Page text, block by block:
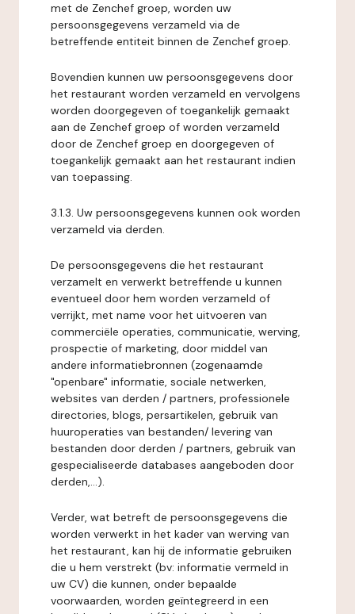
met de Zenchef groep, worden uw
persoonsgegevens verzameld via de
betreffende entiteit binnen de Zenchef groep.
Bovendien kunnen uw persoonsgegevens door
het restaurant worden verzameld en vervolgens
worden doorgegeven of toegankelijk gemaakt
aan de Zenchef groep of worden verzameld
door de Zenchef groep en doorgegeven of
toegankelijk gemaakt aan het restaurant indien
van toepassing.
3.1.3. Uw persoonsgegevens kunnen ook worden
verzameld via derden.
De persoonsgegevens die het restaurant
verzamelt en verwerkt betreffende u kunnen
eventueel door hem worden verzameld of
verrijkt, met name voor het uitvoeren van
commerciële operaties, communicatie, werving,
prospectie of marketing, door middel van
andere informatiebronnen (zogenaamde
"openbare" informatie, sociale netwerken,
websites van derden / partners, professionele
directories, blogs, persartikelen, gebruik van
huuroperaties van bestanden/ levering van
bestanden door derden / partners, gebruik van
gespecialiseerde databases aangeboden door
derden,...).
Verder, wat betreft de persoonsgegevens die
worden verwerkt in het kader van werving van
het restaurant, kan hij de informatie gebruiken
die u hem verstrekt (bv: informatie vermeld in
uw CV) die kunnen, onder bepaalde
voorwaarden, worden geïntegreerd in een